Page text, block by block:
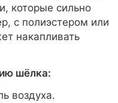
которые сильно
с полиэстером или
накапливать
шёлка:
воздуха.